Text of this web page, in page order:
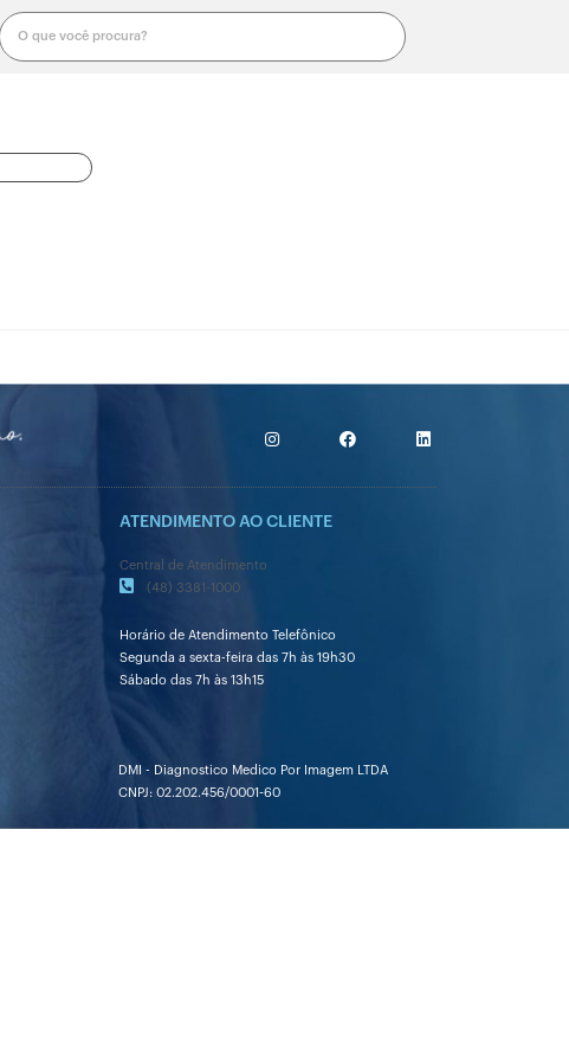
ATENDIMENTO AO CLIENTE
Central de Atendimento
(48) 3381-1000
Horário de Atendimento Telefônico
Segunda a sexta-feira das 7h às 19h30
Sábado das 7h às 13h15
DMI - Diagnostico Medico Por Imagem LTDA
CNPJ: 02.202.456/0001-60